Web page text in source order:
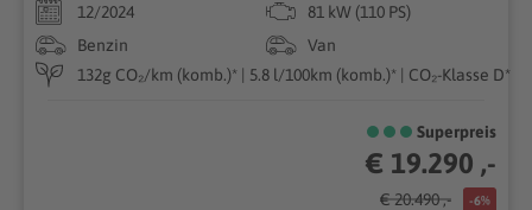
12/2024
81 kW (110 PS)
Benzin
Van
132g CO₂/km (komb.)* | 5.8 l/100km (komb.)* | CO₂-Klasse D*
Superpreis
€ 19.290 ,-
€ 20.490 ,- -6%